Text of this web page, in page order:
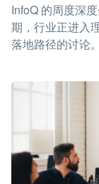
InfoQ 的周度深
期，行业正进入
落地路径的讨论。